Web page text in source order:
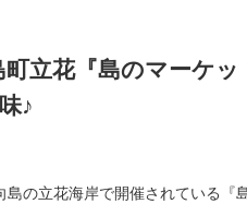
立花『島のマーケ
♪
の立花海岸で開催されている『